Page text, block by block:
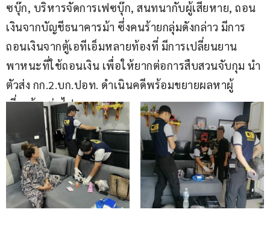
ซบุ๊ก, บริหารจัดการเฟซบุ๊ก, สนทนากับผู้เสียหาย, ถอน
เงินจากบัญชีธนาคารม้า ซึ่งคนร้ายกลุ่มดังกล่าว มีการ
ถอนเงินจากตู้เอทีเอ็มหลายท้องที่ มีการเปลี่ยนยาน
พาหนะที่ใช้ถอนเงิน เพื่อให้ยากต่อการสืบสวนจับกุม นำ
ตัวส่ง กก.2.บก.ปอท. ดำเนินคดีพร้อมขยายผลหาผู้
เกี่ยวข้องต่อไป